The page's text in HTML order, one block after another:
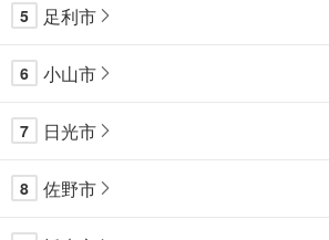
5 足利市
6 小山市
7 日光市
8 佐野市